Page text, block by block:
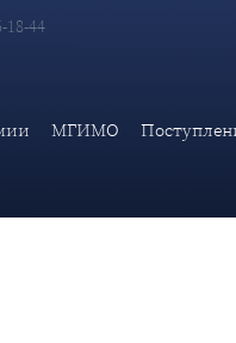
18-44
МГИМО
иностранных дел